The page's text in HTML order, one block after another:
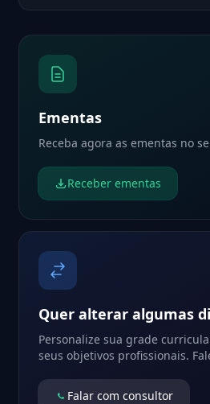
Ementas
Receba agora as ementas no
Receber ementas
Quer alterar algumas
Personalize sua grade
seus objetivos profissionais.
Falar com consultor